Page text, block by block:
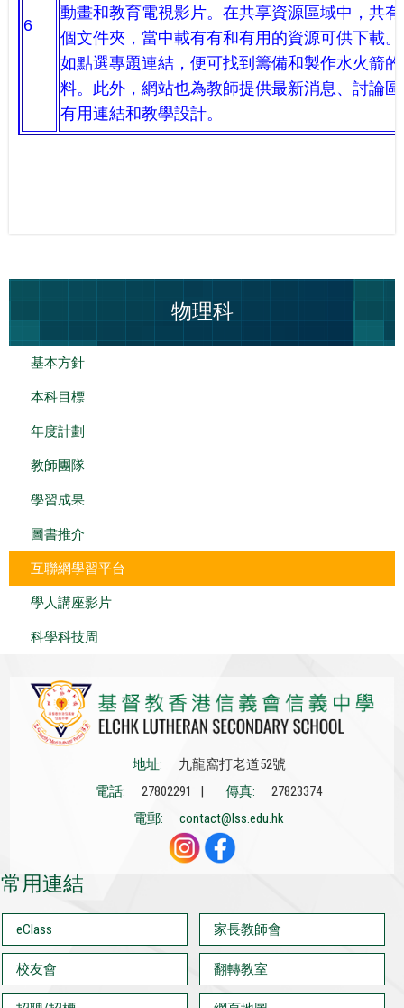
6
動畫和教育電視影片。在共享資源區域中，共
個文件夾，當中載有有和有用的資源可供下載
如點選專題連結，便可找到籌備和製作水火箭
料。此外，網站也為教師提供最新消息、討論
有用連結和教學設計。
物理科
基本方針
本科目標
年度計劃
教師團隊
學習成果
圖書推介
互聯網學習平台
學人講座影片
科學科技周
地址:
九龍窩打老道52號
電話:
27802291 | 傳真:
27823374
電郵:
contact@lss.edu.hk
常用連結
eClass 家長教師會
校友會 翻轉教室